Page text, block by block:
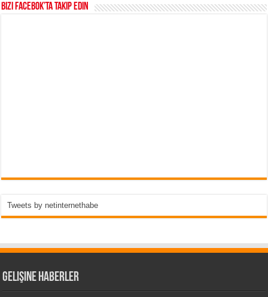
Bizi Facebok’ta takip edin
Tweets by netinternethabe
Gelişine Haberler